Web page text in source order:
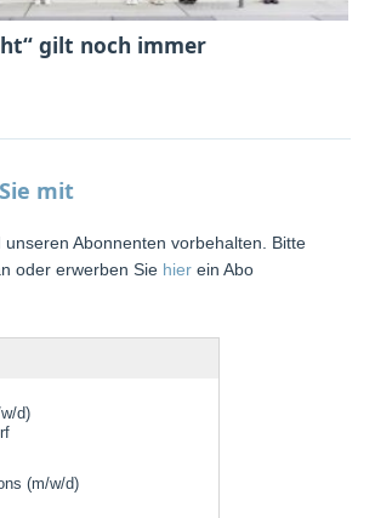
gilt noch immer
mit
unseren Abonnenten vorbehalten. Bitte
oder erwerben Sie hier ein Abo
d)
(m/w/d)